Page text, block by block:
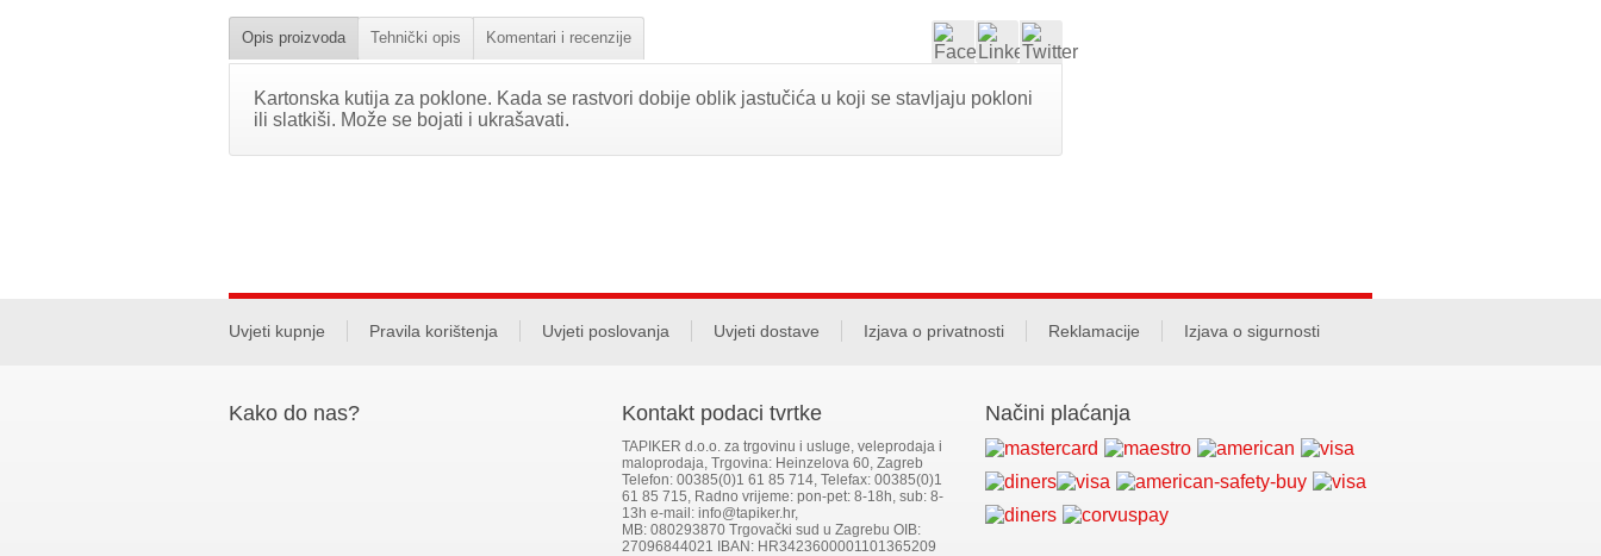
Opis proizvoda Tehnički opis Komentari i recenzije
Kartonska kutija za poklone. Kada se rastvori dobije oblik jastučića u koji se stavljaju pokloni
ili slatkiši. Može se bojati i ukrašavati.
Uvjeti kupnje Pravila korištenja Uvjeti poslovanja Uvjeti dostave Izjava o privatnosti Reklamacije Izjava o sigurnosti
Kako do nas? Kontakt podaci tvrtke
TAPIKER d.o.o. za trgovinu i usluge, veleprodaja i
maloprodaja, Trgovina: Heinzelova 60, Zagreb
Telefon: 00385(0)1 61 85 714, Telefax: 00385(0)1
61 85 715, Radno vrijeme: pon-pet: 8-18h, sub: 8-
13h e-mail: info@tapiker.hr,
MB: 080293870 Trgovački sud u Zagrebu OIB:
27096844021 IBAN: HR3423600001101365209
Načini plaćanja